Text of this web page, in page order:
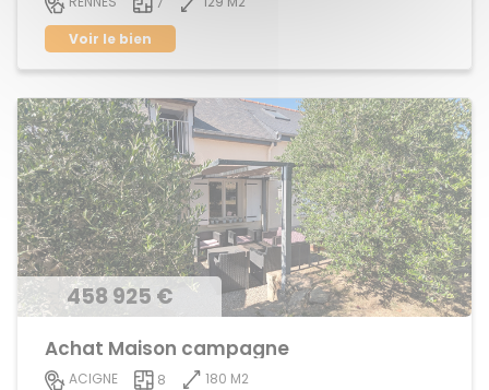
Voir le bien
458 925 €
Achat Maison campagne
ACIGNE 8
180 M2